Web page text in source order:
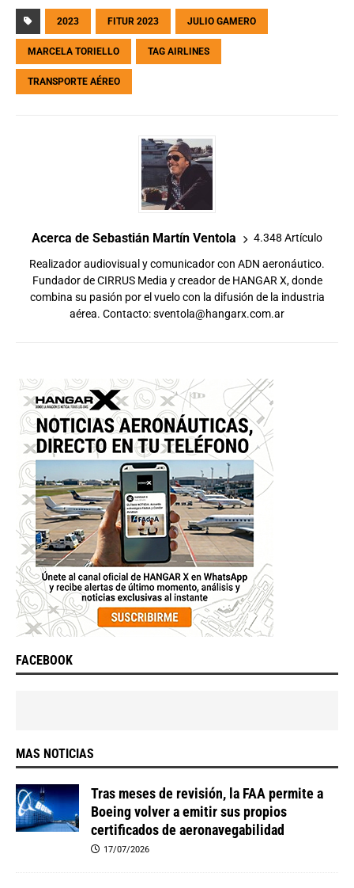
2023 FITUR 2023 JULIO GAMERO
MARCELA TORIELLO TAG AIRLINES
TRANSPORTE AÉREO
Acerca de Sebastián Martín Ventola 4.348 Artículo
Realizador audiovisual y comunicador con ADN aeronáutico.
Fundador de CIRRUS Media y creador de HANGAR X, donde
combina su pasión por el vuelo con la difusión de la industria
aérea. Contacto:sventola@hangarx.com.ar
FACEBOOK
MAS NOTICIAS
Tras meses de revisión, la FAA permite a
Boeing volver a emitir sus propios
certificados de aeronavegabilidad
17/07/2026